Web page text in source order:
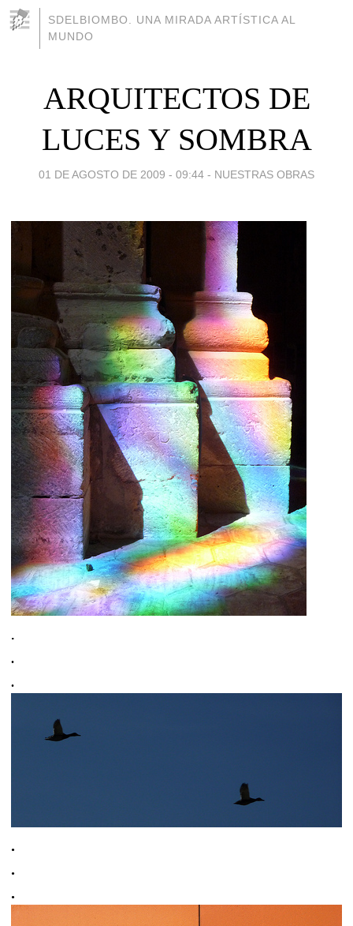
SDELBIOMBO. UNA MIRADA ARTÍSTICA AL
MUNDO
ARQUITECTOS DE
LUCES Y SOMBRA
01 DE AGOSTO DE 2009 - 09:44 - NUESTRAS OBRAS
.
.
.
.
.
.